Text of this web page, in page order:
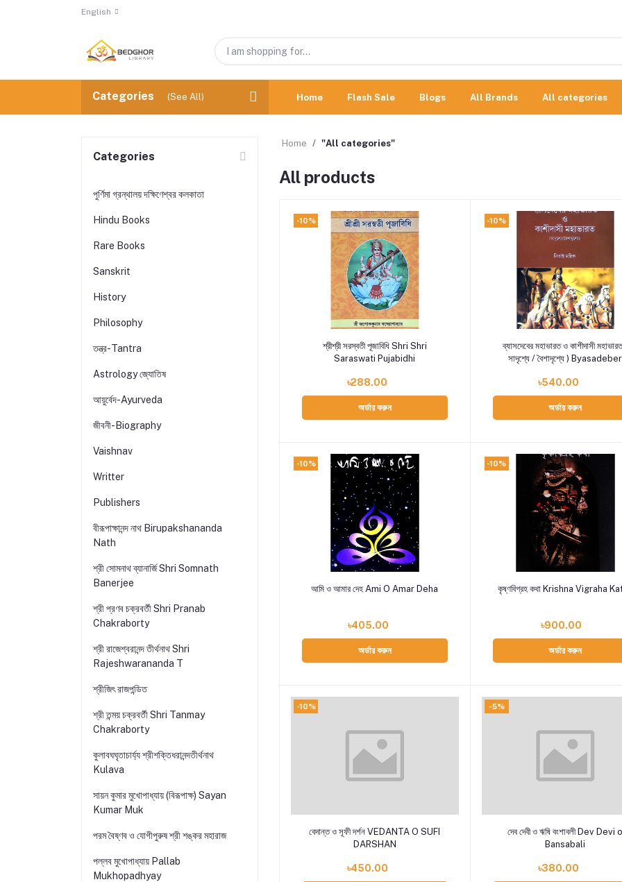
English
Categories (See All) Home Flash Sale Blogs All Brands All categories
Categories
পুর্ণিমা গ্রন্থালয় দক্ষিণেশ্বর কলকাতা
Hindu Books
Rare Books
Sanskrit
History
Philosophy
তন্ত্র-Tantra
Astrology জ্যোতিষ
আয়ুর্বেদ-Ayurveda
জীবনী-Biography
Vaishnav
Writter
Publishers
বীরূপাক্ষানন্দ নাথ Birupakshananda
Nath
শ্রী সোমনাথ ব্যানার্জি Shri Somnath
Banerjee
শ্রী প্রণব চক্রবর্তী Shri Pranab
Chakraborty
শ্রী রাজেশ্বরানন্দ তীর্থনাথ Shri
Rajeshwarananda T
শ্রীজিৎ রাজপন্ডিত
শ্রী তন্ময় চক্রবর্তী Shri Tanmay
Chakraborty
কুলাবঘঘৃতাচার্য্য শ্রীশক্তিধরানন্দতীর্থনাথ
Kulava
সায়ন কুমার মুখোপাধ্যায় (বিরূপাক্ষ) Sayan
Kumar Muk
পরম বৈষ্ণব ও যোগীপুরুষ শ্রী শঙ্কর মহারাজ
পল্লব মুখোপাধ্যায় Pallab
Mukhopadhyay
Home "All categories"
All products
-10%
Add to cart
শ্রীশ্রী সরস্বতী পূজাবিধি Shri Shri
Saraswati Pujabidhi
৳288.00
অর্ডার করুন
-10%
Add to cart
ব্যাসদেবের মহাভারত ও কাশীদাসী
সাদৃশ্যে / বৈশাদৃশ্যে ) Byasadeber
Mahabharat (Sadrishye /
Baisadrishye)
৳540.00
অর্ডার করুন
-10%
Add to cart
আমি ও আমার দেহ Ami O Amar Deha
৳405.00
অর্ডার করুন
-10%
Add to cart
কৃষ্ণবিগ্রহ কথা Krishna Vigraha
৳900.00
অর্ডার করুন
-10%
Add to cart
বেদান্ত ও সূফী দর্শন VEDANTA O SUFI
DARSHAN
৳450.00
-5%
Add to cart
দেব দেবী ও ঋষি বংশাবলী Dev Devi o
Bansabali
৳380.00